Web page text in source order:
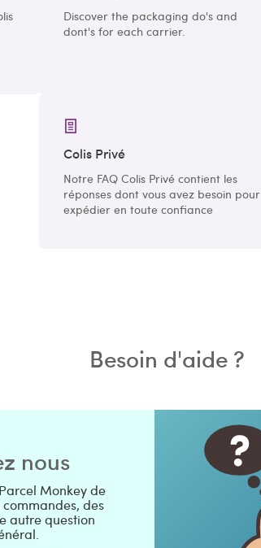
Discover the packaging do's and
dont's for each carrier.
Colis Privé
Notre FAQ Colis Privé contient les
réponses dont vous avez besoin pour
expédier en toute confiance
Besoin d'aide ?
nous
Monkey de
des
autre question